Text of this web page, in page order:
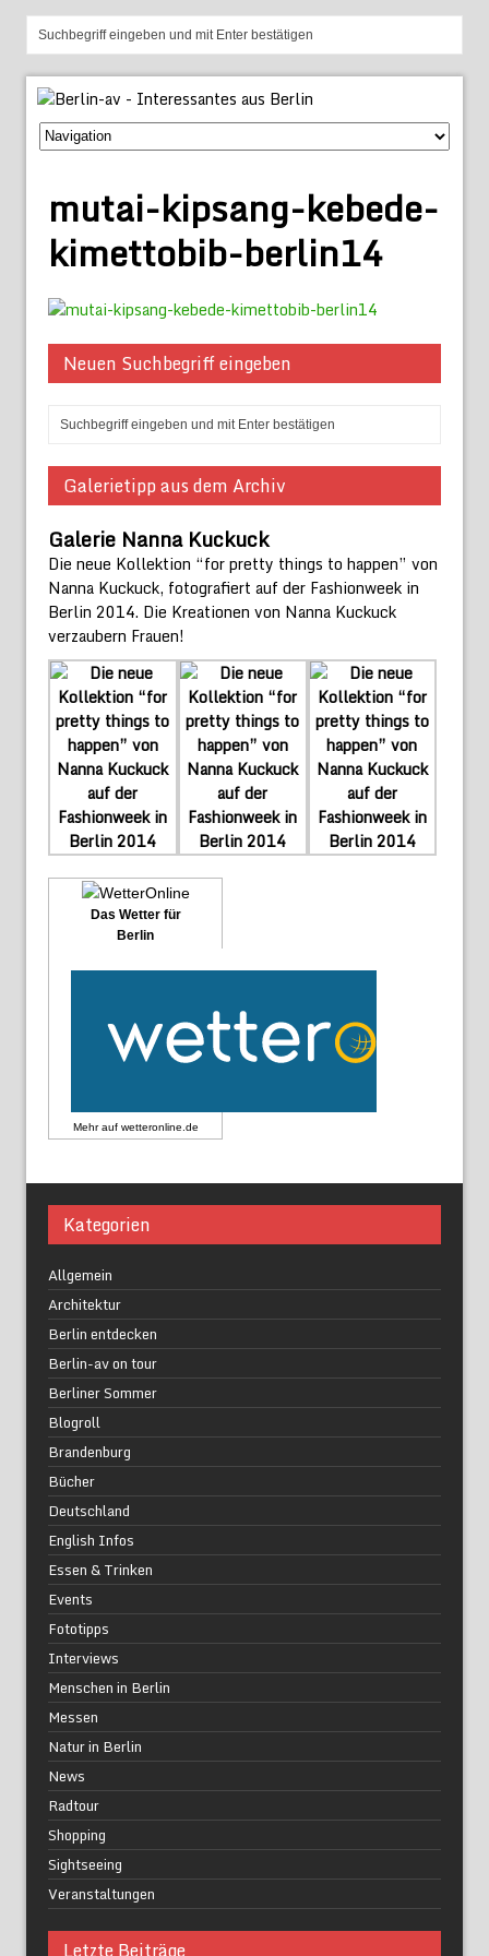
mutai-kipsang-kebede-
kimettobib-berlin14
Neuen Suchbegriff eingeben
Galerietipp aus dem Archiv
Galerie Nanna Kuckuck
Die neue Kollektion “for pretty things to happen” von
Nanna Kuckuck, fotografiert auf der Fashionweek in
Berlin 2014. Die Kreationen von Nanna Kuckuck
verzaubern Frauen!
Das Wetter für
Berlin
Mehr auf wetteronline.de
Kategorien
Allgemein
Architektur
Berlin entdecken
Berlin-av on tour
Berliner Sommer
Blogroll
Brandenburg
Bücher
Deutschland
English Infos
Essen & Trinken
Events
Fototipps
Interviews
Menschen in Berlin
Messen
Natur in Berlin
News
Radtour
Shopping
Sightseeing
Veranstaltungen